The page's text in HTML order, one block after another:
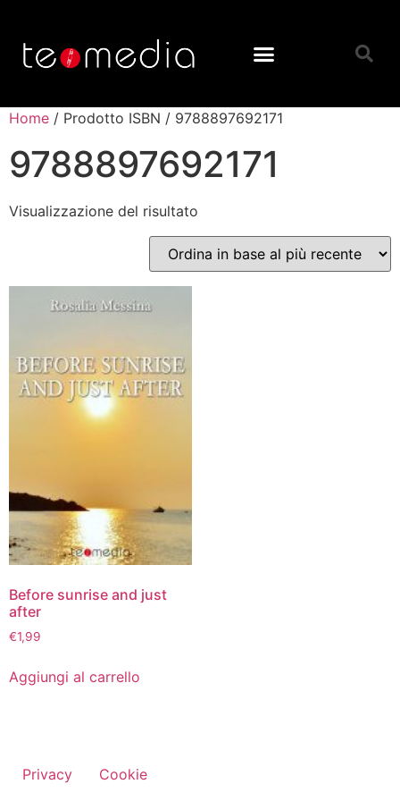
Home / Prodotto ISBN / 9788897692171
9788897692171
Visualizzazione del risultato
Before sunrise and just
after
€1,99
Aggiungi al carrello
Privacy Cookie